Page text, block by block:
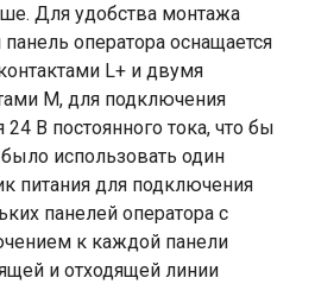
Для удобства монтажа
оператора оснащается
L+ и двумя
М, для подключения
24 В постоянного тока, что бы
использовать один
питания для подключения
панелей оператора с
к каждой панели
и отходящей линии